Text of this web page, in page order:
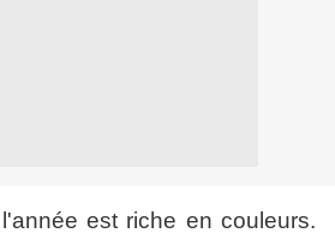
est riche en couleurs.